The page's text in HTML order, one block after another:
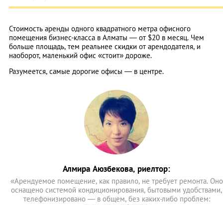
Стоимость аренды одного квадратного метра офисного
помещения бизнес-класса в Алматы — от $20 в месяц. Чем
больше площадь, тем реальнее скидки от арендодателя, и
наоборот, маленький офис «стоит» дороже.
Разумеется, самые дорогие офисы — в центре.
Алмира Аюзбекова, риелтор:
«Арендуемое помещение, как правило, не требует ремонта. Оно
оснащено системой кондиционирования, бытовыми удобствами,
телефонизировано — в общем, без каких-либо проблем: